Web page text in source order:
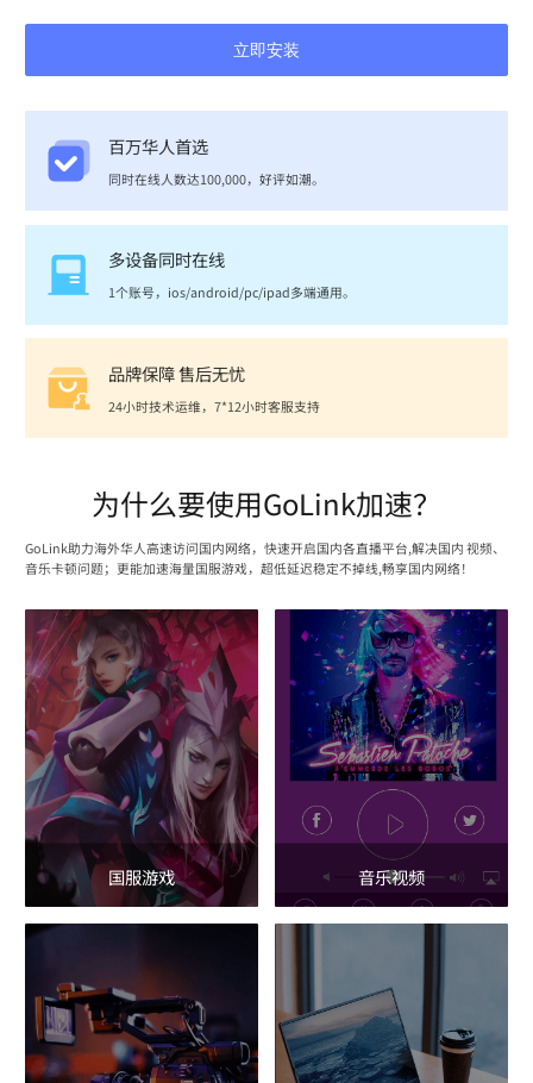
立即安装
百万华人首选
同时在线人数达100,000，好评如潮。
多设备同时在线
1个账号，ios/android/pc/ipad多端通用。
品牌保障 售后无忧
24小时技术运维，7*12小时客服支持
为什么要使用GoLink加速？
GoLink助力海外华人高速访问国内网络，快速开启国内各直播平台,解决国内 视频、
音乐卡顿问题；更能加速海量国服游戏，超低延迟稳定不掉线,畅享国内网络！
国服游戏 音乐视频